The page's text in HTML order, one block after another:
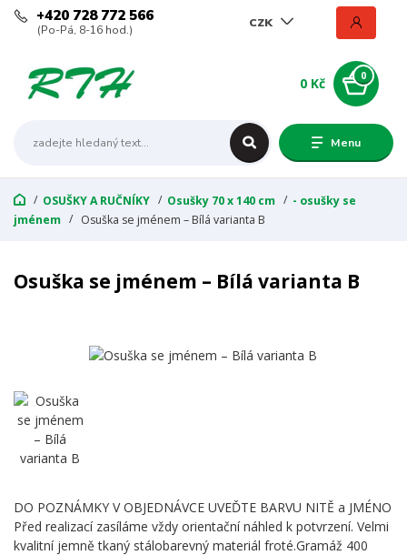
Menu
CZK
+420 728 772 566
(Po-Pá, 8-16 hod.)
0
0 Kč
OSUŠKY A RUČNÍKY Osušky 70 x 140 cm
- osušky se
jménem
Osuška se jménem – Bílá varianta B
Osuška se jménem – Bílá varianta B
DO POZNÁMKY V OBJEDNÁVCE UVEĎTE BARVU NITĚ a JMÉNO
Před realizací zasíláme vždy orientační náhled k potvrzení. Velmi
kvalitní jemně tkaný stálobarevný materiál froté.Gramáž 400